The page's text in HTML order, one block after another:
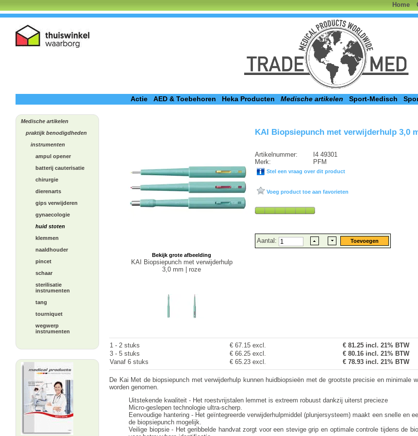
Home
Actie AED & Toebehoren Heka Producten Medische artikelen Sport-Medisch
Medische artikelen
praktijk benodigdheden
instrumenten
ampul opener
batterij cauterisatie
chirurgie
dierenarts
gips verwijderen
gynaecologie
huid stoten
klemmen
naaldhouder
pincet
schaar
sterilisatie
instrumenten
tang
tourniquet
wegwerp
instrumenten
Bekijk grote afbeelding
KAI Biopsiepunch met verwijderhulp
3,0 mm | roze
KAI Biopsiepunch met verwijderhulp 3,0
Artikelnummer:
Merk:
I4 49301
PFM
Stel een vraag over dit product
Voeg product toe aan favorieten
Aantal:
1 - 2 stuks € 67.15 excl. € 81.25 incl. 21% BTW
3 - 5 stuks
€ 66.25 excl.
€ 80.16 incl. 21% BTW
Vanaf 6 stuks
€ 65.23 excl. € 78.93 incl. 21% BTW
De Kai Met de biopsiepunch met verwijderhulp kunnen huidbiopsieën met de grootste precisie en minimale
worden genomen.
Uitstekende kwaliteit - Het roestvrijstalen lemmet is extreem robuust dankzij uiterst precieze
Micro-geslepen technologie ultra-scherp.
Eenvoudige hantering - Het geïntegreerde verwijderhulpmiddel (plunjersysteem) maakt een snelle en
de biopsiepunch mogelijk.
Veilige biopsie - Het geribbelde handvat zorgt voor een stevige grip en optimale controle tijdens de